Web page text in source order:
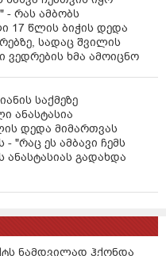
- რას ამბობს
17 წლის ბიჭის დედა
სადაც შვილის
ვედრების ხმა ამოიცნო
საქმეზე
ანასტასია
დედა მიმართვას
- "რაც ეს ამბავი ჩემს
ანასტასიას გადახდა
ნამდვილად ჰქონდა